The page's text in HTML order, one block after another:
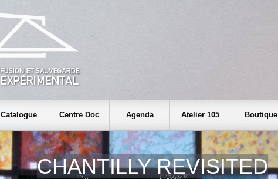
Catalogue Centre Doc Agenda Atelier 105 Boutique
CHANTILLY REVISITED